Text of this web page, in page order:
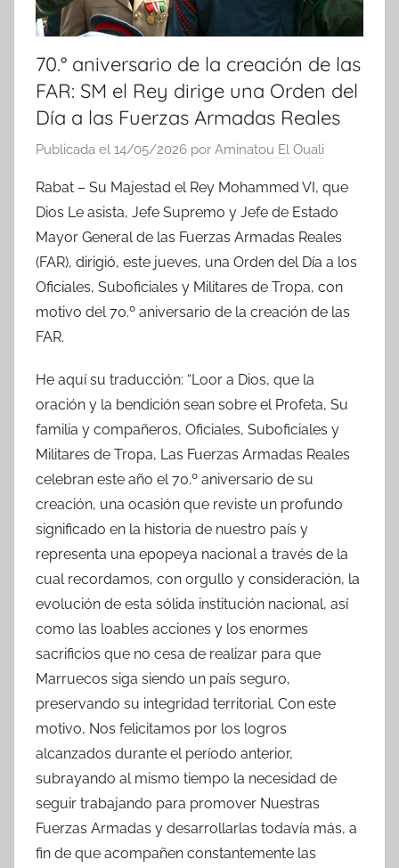
70.° aniversario de la creación de las
FAR: SM el Rey dirige una Orden del
Día a las Fuerzas Armadas Reales
Publicada el 14/05/2026 por Aminatou El Ouali
Rabat – Su Majestad el Rey Mohammed VI, que
Dios Le asista, Jefe Supremo y Jefe de Estado
Mayor General de las Fuerzas Armadas Reales
(FAR), dirigió, este jueves, una Orden del Día a los
Oficiales, Suboficiales y Militares de Tropa, con
motivo del 70.º aniversario de la creación de las
FAR.
He aquí su traducción: “Loor a Dios, que la
oración y la bendición sean sobre el Profeta, Su
familia y compañeros, Oficiales, Suboficiales y
Militares de Tropa, Las Fuerzas Armadas Reales
celebran este año el 70.º aniversario de su
creación, una ocasión que reviste un profundo
significado en la historia de nuestro país y
representa una epopeya nacional a través de la
cual recordamos, con orgullo y consideración, la
evolución de esta sólida institución nacional, así
como las loables acciones y los enormes
sacrificios que no cesa de realizar para que
Marruecos siga siendo un país seguro,
preservando su integridad territorial. Con este
motivo, Nos felicitamos por los logros
alcanzados durante el período anterior,
subrayando al mismo tiempo la necesidad de
seguir trabajando para promover Nuestras
Fuerzas Armadas y desarrollarlas todavía más, a
fin de que acompañen constantemente las